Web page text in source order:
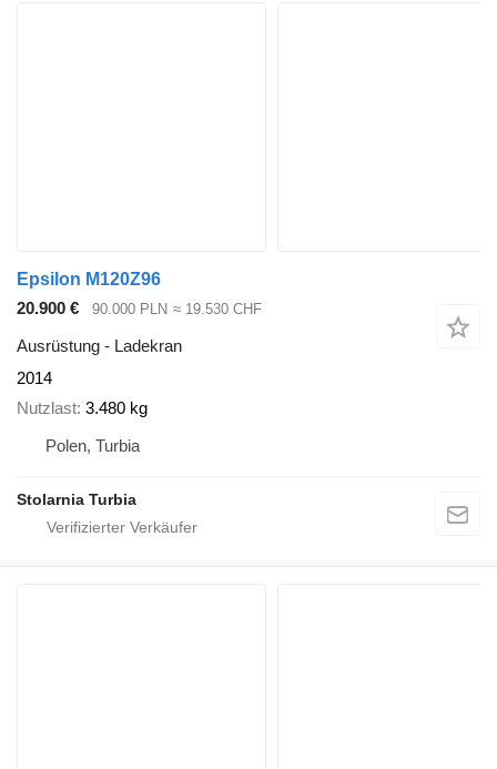
Epsilon M120Z96
20.900 €
90.000 PLN ≈ 19.530 CHF
Ausrüstung - Ladekran
2014
Nutzlast 3.480 kg
Polen, Turbia
Stolarnia Turbia